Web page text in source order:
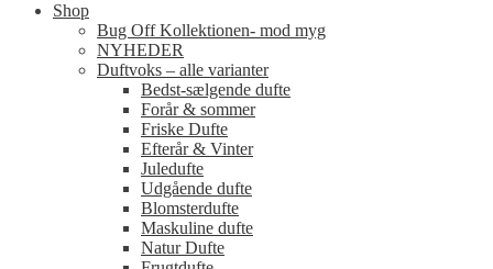
Shop
Bug Off Kollektionen- mod myg
NYHEDER
Duftvoks – alle varianter
Bedst-sælgende dufte
Forår & sommer
Friske Dufte
Efterår & Vinter
Juledufte
Udgående dufte
Blomsterdufte
Maskuline dufte
Natur Dufte